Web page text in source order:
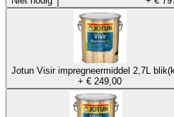
Jotun Visir impregneermiddel 2,7L
+ € 249,00